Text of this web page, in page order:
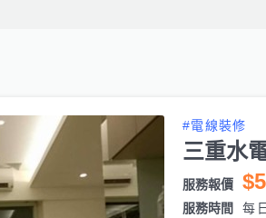
#電線裝修
三重水
服務報價
服務時間
每